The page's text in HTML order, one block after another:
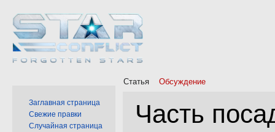
Часть
Статья Обсуждение
Заглавная страница
Свежие правки
Случайная страница